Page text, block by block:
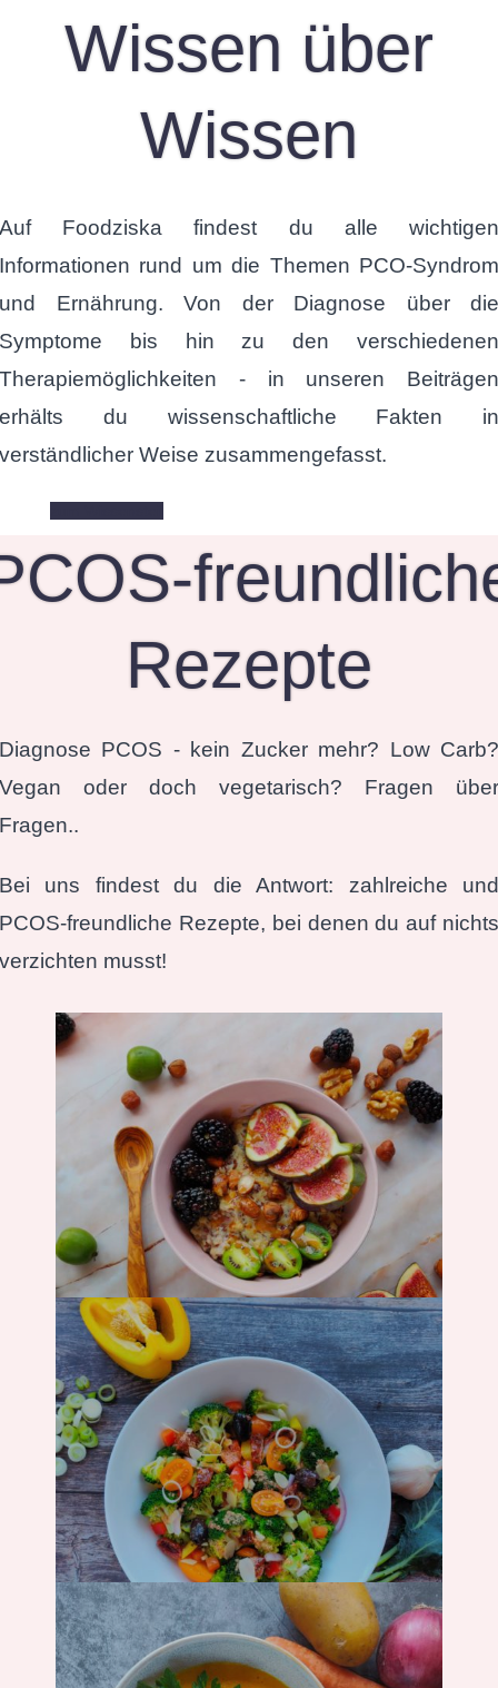
Wissen über
Wissen
Auf Foodziska findest du alle wichtigen
Informationen rund um die Themen PCO-Syndrom
und Ernährung. Von der Diagnose über die
Symptome bis hin zu den verschiedenen
Therapiemöglichkeiten - in unseren Beiträgen
erhälts du wissenschaftliche Fakten in
verständlicher Weise zusammengefasst.
Rezepte
Diagnose PCOS - kein Zucker mehr? Low Carb?
Vegan oder doch vegetarisch? Fragen über
Fragen..
Bei uns findest du die Antwort: zahlreiche und
PCOS-freundliche Rezepte, bei denen du auf nichts
verzichten musst!
Frühstück
Salat